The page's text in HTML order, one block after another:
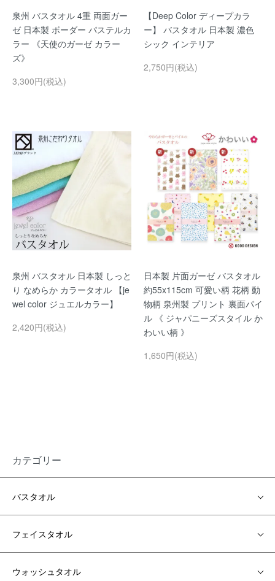
泉州 バスタオル 4重 両面ガー
ゼ 日本製 ボーダー パステルカ
ラー 《天使のガーゼ カラー
ズ》
3,300円(税込)
【Deep Color ディープカラ
ー】 バスタオル 日本製 濃色
シック インテリア
2,750円(税込)
泉州 バスタオル 日本製 しっと
り なめらか カラータオル 【je
wel color ジュエルカラー】
2,420円(税込)
日本製 片面ガーゼ バスタオル
約55x115cm 可愛い柄 花柄 動
物柄 泉州製 プリント 裏面パイ
ル 《 ジャパニーズスタイル か
わいい柄 》
1,650円(税込)
カテゴリー
バスタオル
フェイスタオル
ウォッシュタオル